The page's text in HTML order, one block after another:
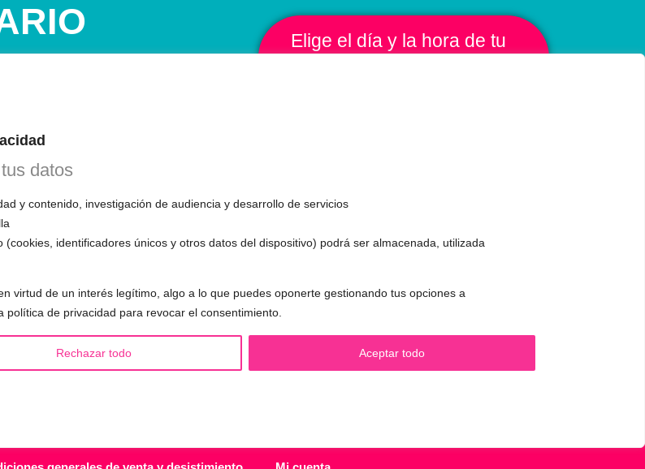
datos
y contenido, investigación de audiencia y desarrollo de servicios
identificadores únicos y otros datos del dispositivo) podrá ser almacenada, utilizada
virtud de un interés legítimo, algo a lo que puedes oponerte gestionando tus opciones a
de privacidad para revocar el consentimiento.
Rechazar todo Aceptar todo
vocal y
Elige el día y la hora de tu
🏳️‍🌈
voz
▪️ Caracterización de la voz
▪️ Modificación del acento
🟥 CIRUGÍA: Glotoplastia
Pide tu CITA ONLINE